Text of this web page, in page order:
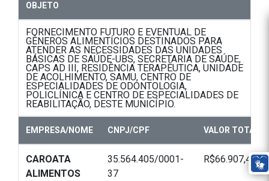
OBJETO
FORNECIMENTO FUTURO E EVENTUAL DE
GÊNEROS ALIMENTÍCIOS DESTINADOS PARA
ATENDER AS NECESSIDADES DAS UNIDADES
BÁSICAS DE SAÚDE-UBS, SECRETARIA DE SAÚDE,
CAPS AD III, RESIDÊNCIA TERAPÊUTICA, UNIDADE
DE ACOLHIMENTO, SAMU, CENTRO DE
ESPECIALIDADES DE ODONTOLOGIA,
POLICLÍNICA E CENTRO DE ESPECIALIDADES DE
REABILITAÇÃO, DESTE MUNICÍPIO.
EMPRESA/NOME CNPJ/CPF VALOR TOTAL
CAROATA
ALIMENTOS
35.564.405/0001-
37
R$66.907,43